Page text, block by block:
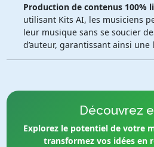
Production de contenus 100%
utilisant Kits AI, les musiciens
leur musique sans se soucier
d’auteur, garantissant ainsi
Découvrez
Explorez le potentiel de votre
transformez vos idées en